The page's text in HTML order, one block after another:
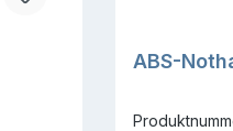
ABS-